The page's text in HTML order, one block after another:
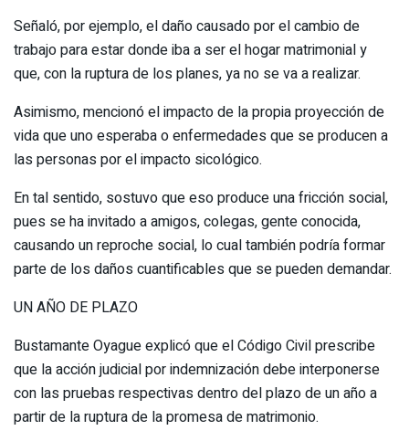
Señaló, por ejemplo, el daño causado por el cambio de
trabajo para estar donde iba a ser el hogar matrimonial y
que, con la ruptura de los planes, ya no se va a realizar.
Asimismo, mencionó el impacto de la propia proyección de
vida que uno esperaba o enfermedades que se producen a
las personas por el impacto sicológico.
En tal sentido, sostuvo que eso produce una fricción social,
pues se ha invitado a amigos, colegas, gente conocida,
causando un reproche social, lo cual también podría formar
parte de los daños cuantificables que se pueden demandar.
UN AÑO DE PLAZO
Bustamante Oyague explicó que el Código Civil prescribe
que la acción judicial por indemnización debe interponerse
con las pruebas respectivas dentro del plazo de un año a
partir de la ruptura de la promesa de matrimonio.